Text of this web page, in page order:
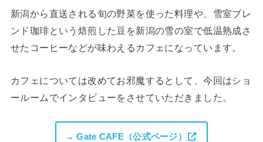
新潟から直送される旬の野菜を使った料理や、雪室ブレ
ンド珈琲という焙煎した豆を新潟の雪の室で低温熟成さ
せたコーヒーなどが味わえるカフェになっています。
カフェについては改めてお邪魔するとして、今回はショ
ールームでインタビューをさせていただきました。
→ Gate CAFE（公式ページ）